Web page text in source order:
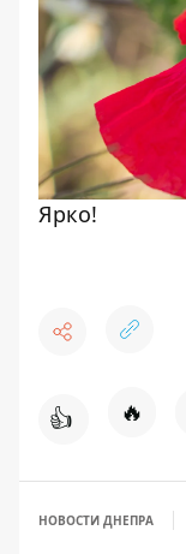
Ярко!
👍 🔥
НОВОСТИ ДНЕПРА